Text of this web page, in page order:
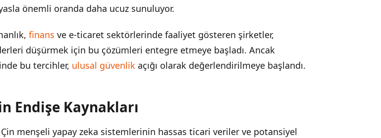
önemli oranda daha ucuz sunuluyor.
finans ve e-ticaret sektörlerinde faaliyet gösteren şirketler,
düşürmek için bu çözümleri entegre etmeye başladı. Ancak
bu tercihler, ulusal güvenlik açığı olarak değerlendirilmeye başlandı.
Endişe Kaynakları
menşeli yapay zeka sistemlerinin hassas ticari veriler ve potansiyel